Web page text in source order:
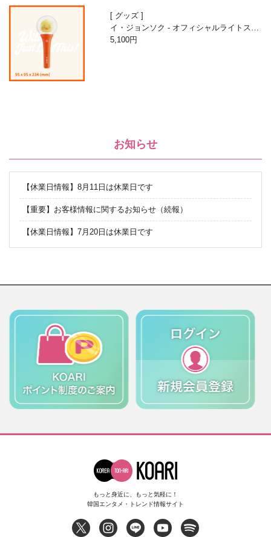
グッズ
イ・ジョンソク - オフィシャルライトステ
ィック
5,100円
お知らせ
【休業日情報】8月11日は休業日です
【重要】お客様情報に関するお知らせ（続報）
【休業日情報】7月20日は休業日です
もっと身近に、もっと気軽に！
韓国エンタメ・トレンド情報サイト